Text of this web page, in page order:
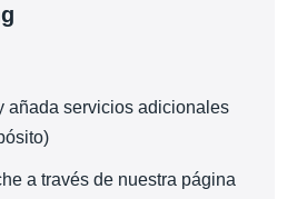
añada servicios adicionales
a través de nuestra página